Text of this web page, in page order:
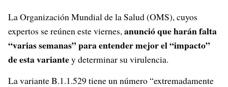
La Organización Mundial de la Salud (OMS), cuyos
expertos se reúnen este viernes,anunció que harán falta
“varias semanas” para entender mejor el “impacto”
de esta variantey determinar su virulencia.
La variante B.1.1.529 tiene un número “extremadamente